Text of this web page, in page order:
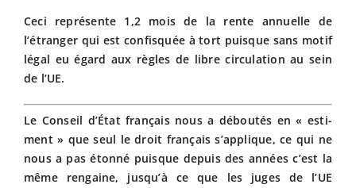
Ceci représente 1,2 mois de la rente annuelle de
l’étranger qui est confisquée à tort puisque sans motif
légal eu égard aux règles de libre circulation au sein
de l’UE.
Le Conseil d’État français nous a déboutés en « esti-
ment » que seul le droit français s’applique, ce qui ne
nous a pas étonné puisque depuis des années c’est la
même rengaine, jusqu’à ce que les juges de l’UE